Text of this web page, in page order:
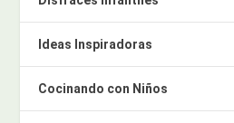
Ideas Inspiradoras
Cocinando con Niños